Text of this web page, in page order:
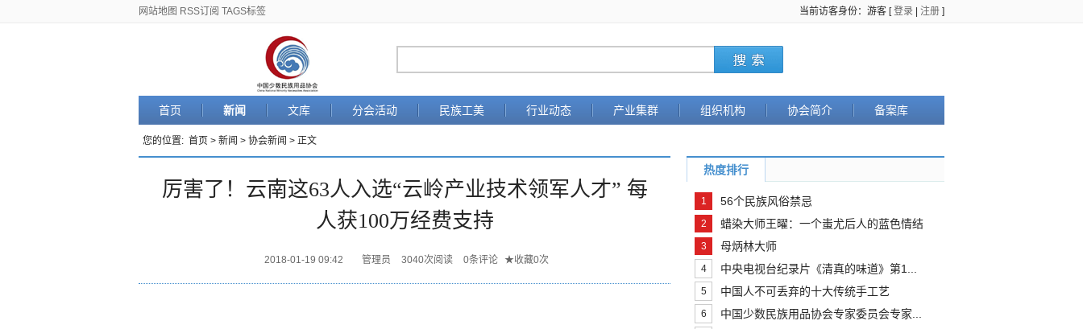
网站地图 RSS订阅 TAGS标签 当前访客身份：游客 [登录 注册 ]
首页 新闻 文库 分会活动 民族工美 行业动态 产业集群 组织机构 协会简介 备案库
您的位置: 首页 > 新闻 > 协会新闻 > 正文
厉害了！云南这63人入选“云岭产业技术领军人才” 每
人获100万经费支持
2018-01-19 09:42 管理员 3040次阅读 0条评论 ★收藏0次
热度排行
1 56个民族风俗禁忌
2 蜡染大师王曜：一个蚩尤后人的蓝色情结
3 母炳林大师
4 中央电视台纪录片《清真的味道》第1...
5 中国人不可丢弃的十大传统手工艺
6 中国少数民族用品协会专家委员会专家...